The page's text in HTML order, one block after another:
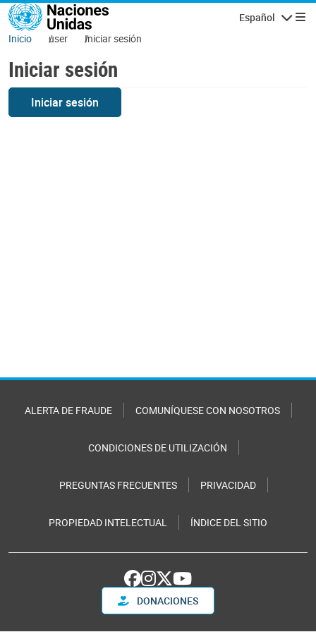
Pasar al contenido principal
Español
Inicio user Iniciar sesión
Iniciar sesión
Iniciar sesión
ALERTA DE FRAUDE COMUNÍQUESE CON NOSOTROS
CONDICIONES DE UTILIZACIÓN
PREGUNTAS FRECUENTES PRIVACIDAD
PROPIEDAD INTELECTUAL ÍNDICE DEL SITIO
DONACIONES